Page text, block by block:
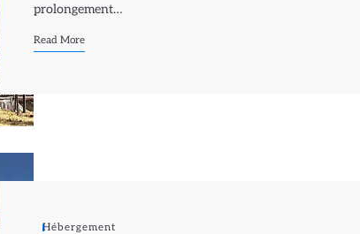
prolongement…
Read More
Hébergement